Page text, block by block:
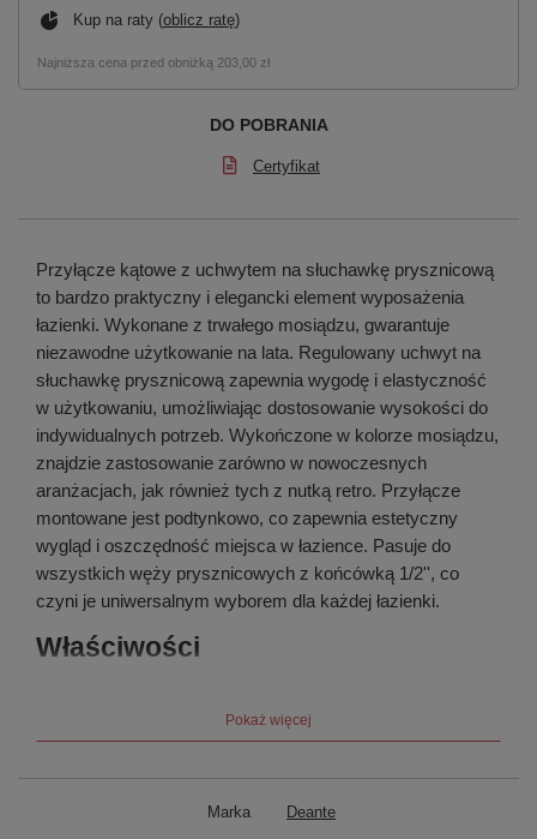
Kup na raty (oblicz ratę)
Najniższa cena przed obniżką 203,00 zł
DO POBRANIA
Certyfikat
Przyłącze kątowe z uchwytem na słuchawkę prysznicową
to bardzo praktyczny i elegancki element wyposażenia
łazienki. Wykonane z trwałego mosiądzu, gwarantuje
niezawodne użytkowanie na lata. Regulowany uchwyt na
słuchawkę prysznicową zapewnia wygodę i elastyczność
w użytkowaniu, umożliwiając dostosowanie wysokości do
indywidualnych potrzeb. Wykończone w kolorze mosiądzu,
znajdzie zastosowanie zarówno w nowoczesnych
aranżacjach, jak również tych z nutką retro. Przyłącze
montowane jest podtynkowo, co zapewnia estetyczny
wygląd i oszczędność miejsca w łazience. Pasuje do
wszystkich węży prysznicowych z końcówką 1/2'', co
czyni je uniwersalnym wyborem dla każdej łazienki.
Właściwości
mosiądz
Gwint przyłącza
Tak
Tak
Pokaż więcej
Marka Deante